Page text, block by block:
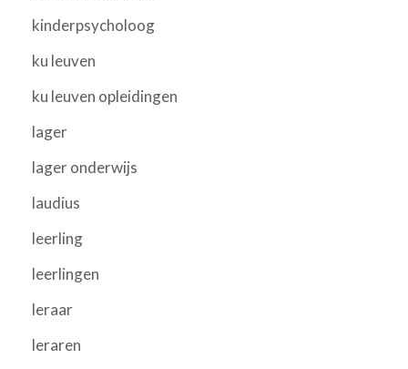
kinderpsycholoog
ku leuven
ku leuven opleidingen
lager
lager onderwijs
laudius
leerling
leerlingen
leraar
leraren